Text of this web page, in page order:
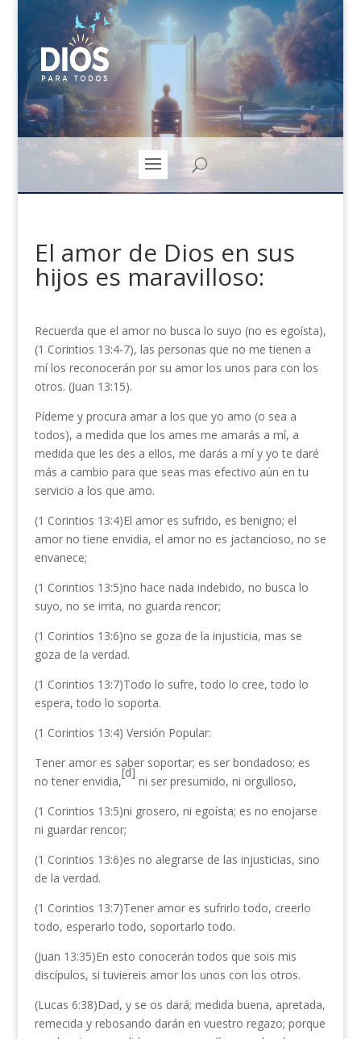
El amor de Dios en sus
hijos es maravilloso:
Recuerda que el amor no busca lo suyo (no es egoísta),
(1 Corintios 13:4-7), las personas que no me tienen a
mí los reconocerán por su amor los unos para con los
otros. (Juan 13:15).
Pídeme y procura amar a los que yo amo (o sea a
todos), a medida que los ames me amarás a mí, a
medida que les des a ellos, me darás a mí y yo te daré
más a cambio para que seas mas efectivo aún en tu
servicio a los que amo.
(1 Corintios 13:4)El amor es sufrido, es benigno; el
amor no tiene envidia, el amor no es jactancioso, no se
envanece;
(1 Corintios 13:5)no hace nada indebido, no busca lo
suyo, no se irrita, no guarda rencor;
(1 Corintios 13:6)no se goza de la injusticia, mas se
goza de la verdad.
(1 Corintios 13:7)Todo lo sufre, todo lo cree, todo lo
espera, todo lo soporta.
(1 Corintios 13:4) Versión Popular:
Tener amor es saber soportar; es ser bondadoso; es
no tener envidia,
[d]
ni ser presumido, ni orgulloso,
(1 Corintios 13:5)ni grosero, ni egoísta; es no enojarse
ni guardar rencor;
(1 Corintios 13:6)es no alegrarse de las injusticias, sino
de la verdad.
(1 Corintios 13:7)Tener amor es sufrirlo todo, creerlo
todo, esperarlo todo, soportarlo todo.
(Juan 13:35)En esto conocerán todos que sois mis
discípulos, si tuviereis amor los unos con los otros.
(Lucas 6:38)Dad, y se os dará; medida buena, apretada,
remecida y rebosando darán en vuestro regazo; porque